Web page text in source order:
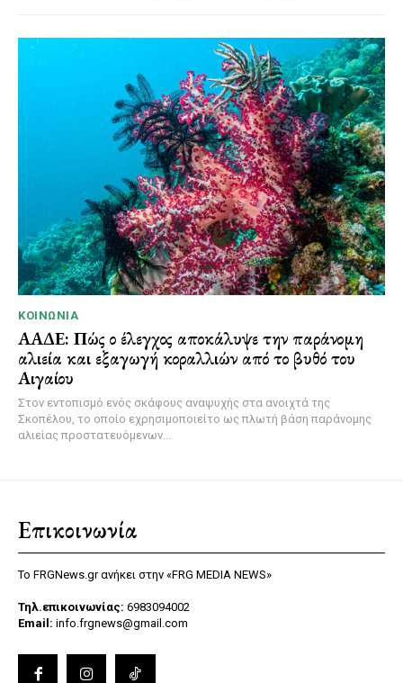
ΚΟΙΝΩΝΊΑ
ΑΑΔΕ: Πώς ο έλεγχος αποκάλυψε την παράνομη
αλιεία και εξαγωγή κοραλλιών από το βυθό του
Αιγαίου
Στον εντοπισμό ενός σκάφους αναψυχής στα ανοιχτά της
Σκοπέλου, το οποίο εχρησιμοποιείτο ως πλωτή βάση παράνομης
αλιείας προστατευόμενων...
Επικοινωνία
Το FRGNews.gr ανήκει στην «FRG MEDIA NEWS»
Τηλ.επικοινωνίας: 6983094002
Email: info.frgnews@gmail.com